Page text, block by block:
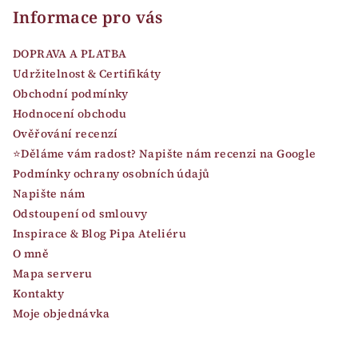
Informace pro vás
DOPRAVA A PLATBA
Udržitelnost & Certifikáty
Obchodní podmínky
Hodnocení obchodu
Ověřování recenzí
⭐Děláme vám radost? Napište nám recenzi na Google
Podmínky ochrany osobních údajů
Napište nám
Odstoupení od smlouvy
Inspirace & Blog Pipa Ateliéru
O mně
Mapa serveru
Kontakty
Moje objednávka